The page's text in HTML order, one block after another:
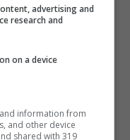
o
modo di
del nostro
troppo
advertising and
research and
on a device
information from
and other device
shared with 319